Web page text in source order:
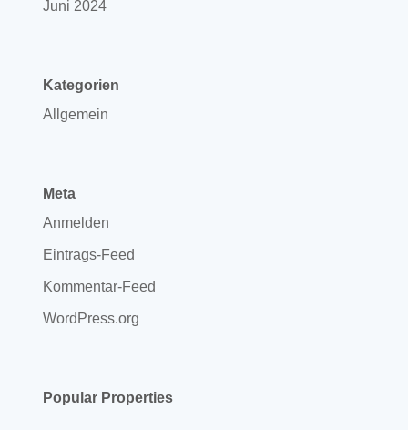
Juni 2024
Kategorien
Allgemein
Meta
Anmelden
Eintrags-Feed
Kommentar-Feed
WordPress.org
Popular Properties